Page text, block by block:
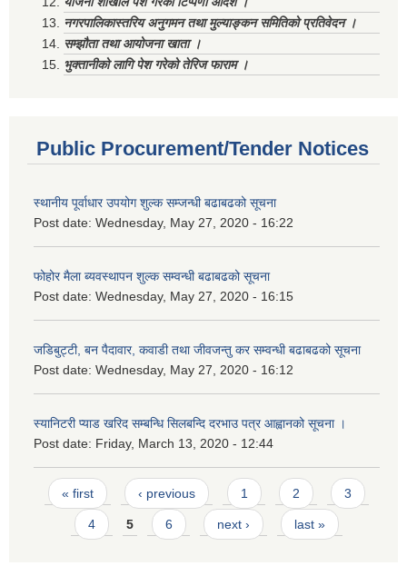
नगरपालिकास्तरिय अनुगमन तथा मुल्याङ्कन समितिको प्रतिवेदन ।
सम्झौता तथा आयोजना खाता ।
भुक्तानीको लागि पेश गरेको तेरिज फाराम ।
Public Procurement/Tender Notices
स्थानीय पूर्वाधार उपयोग शुल्क सम्जन्धी बढाबढको सूचना
Post date: Wednesday, May 27, 2020 - 16:22
फोहोर मैला ब्यवस्थापन शुल्क सम्वन्धी बढाबढको सूचना
Post date: Wednesday, May 27, 2020 - 16:15
जडिबुट्टी, बन पैदावार, कवाडी तथा जीवजन्तु कर सम्वन्धी बढाबढको सूचना
Post date: Wednesday, May 27, 2020 - 16:12
स्यानिटरी प्याड खरिद सम्बन्धि सिलबन्दि दरभाउ पत्र आह्वानको सूचना ।
Post date: Friday, March 13, 2020 - 12:44
Pages
« first ‹ previous 1 2 3
4 5 6 next › last »